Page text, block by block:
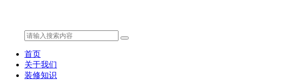
首页
关于我们
装修知识